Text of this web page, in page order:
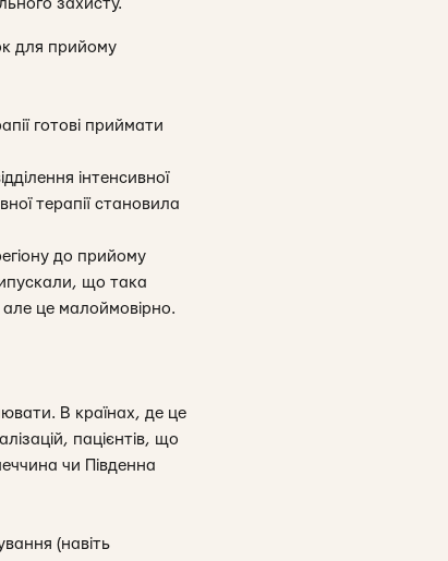
захисту.
для прийому
готові приймати
інтенсивної
терапії становила
до прийому
що така
але це малоймовірно.
В країнах, де це
пацієнтів, що
чи Південна
(навіть